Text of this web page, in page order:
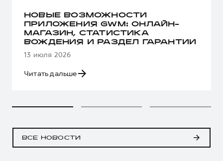
НОВЫЕ ВОЗМОЖНОСТИ
ПРИЛОЖЕНИЯ GWM: ОНЛАЙН-
МАГАЗИН, СТАТИСТИКА
ВОЖДЕНИЯ И РАЗДЕЛ ГАРАНТИИ
13 июля 2026
Читать дальше
ВСЕ НОВОСТИ